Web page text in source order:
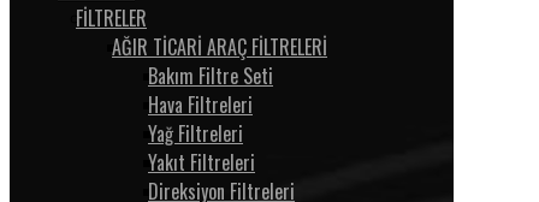
FİLTRELER
AĞIR TİCARİ ARAÇ FİLTRELERİ
Bakım Filtre Seti
Hava Filtreleri
Yağ Filtreleri
Yakıt Filtreleri
Direksiyon Filtreleri